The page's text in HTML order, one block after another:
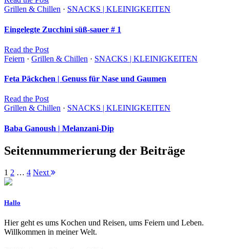
Grillen & Chillen · SNACKS | KLEINIGKEITEN
Eingelegte Zucchini süß-sauer # 1
Read the Post
Feiern · Grillen & Chillen · SNACKS | KLEINIGKEITEN
Feta Päckchen | Genuss für Nase und Gaumen
Read the Post
Grillen & Chillen · SNACKS | KLEINIGKEITEN
Baba Ganoush | Melanzani-Dip
Seitennummerierung der Beiträge
1 2 … 4 Next
Hallo
Hier geht es ums Kochen und Reisen, ums Feiern und Leben.
Willkommen in meiner Welt.